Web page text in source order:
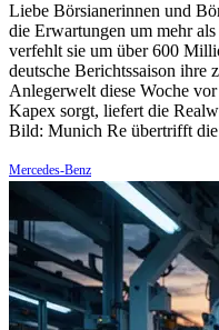
Liebe Börsianerinnen und
die Erwartungen um mehr
verfehlt sie um über 600
deutsche Berichtssaison ihre
Anlegerwelt diese Woche
Kapex sorgt, liefert die
Bild: Munich Re übertrifft
Mercedes-Benz